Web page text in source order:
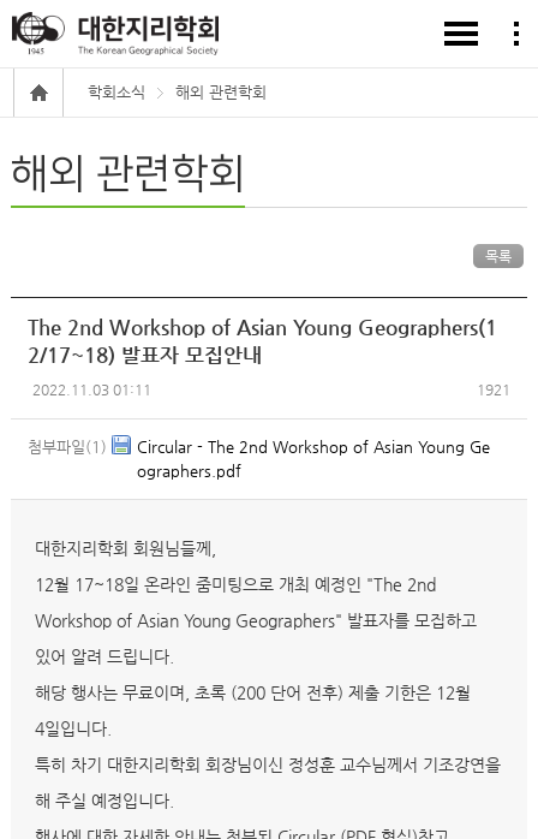
학회소식 해외 관련학회
해외 관련학회
목록
The 2nd Workshop of Asian Young Geographers(1
2/17~18) 발표자 모집안내
2022.11.03 01:11 1921
첨부파일(1)
Circular - The 2nd Workshop of Asian Young Ge
ographers.pdf
대한지리학회 회원님들께,
12월 17~18일 온라인 줌미팅으로 개최 예정인 "The 2nd
Workshop of Asian Young Geographers" 발표자를 모집하고
있어 알려 드립니다.
해당 행사는 무료이며, 초록 (200 단어 전후) 제출 기한은 12월
4일입니다.
특히 차기 대한지리학회 회장님이신 정성훈 교수님께서 기조강연을
해 주실 예정입니다.